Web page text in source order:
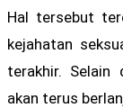
Hal tersebut
kejahatan
terakhir. Selain
akan terus